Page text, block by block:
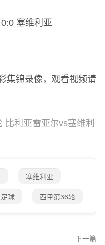
0:0 塞维利亚
集锦录像，观看视频请
比利亚雷亚尔vs塞维利
塞维利亚
足球 西甲第36轮
下一篇